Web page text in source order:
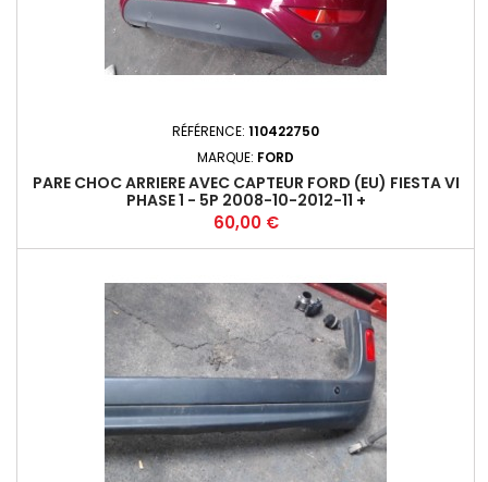
RÉFÉRENCE: 110422750
MARQUE: FORD
PARE CHOC ARRIERE AVEC CAPTEUR FORD (EU) FIESTA VI
PHASE 1 - 5P 2008-10-2012-11 +
Prix
60,00 €